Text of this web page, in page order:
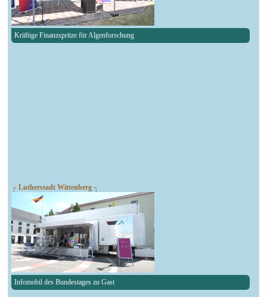
Kräftige Finanzspritze für Algenforschung
┌ Lutherstadt Wittenberg ┐
Infomobil des Bundestages zu Gast